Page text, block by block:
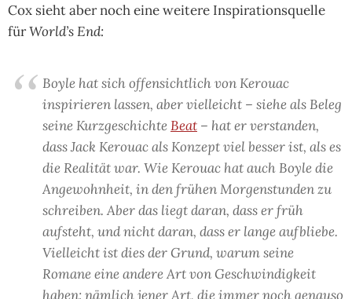
Cox sieht aber noch eine weitere Inspirationsquelle
fürWorld’s End:
Boyle hat sich offensichtlich von Kerouac
inspirieren lassen, aber vielleicht – siehe als Beleg
seine KurzgeschichteBeat – hat er verstanden,
dass Jack Kerouac als Konzept viel besser ist, als es
die Realität war. Wie Kerouac hat auch Boyle die
Angewohnheit, in den frühen Morgenstunden zu
schreiben. Aber das liegt daran, dass er früh
aufsteht, und nicht daran, dass er lange aufbliebe.
Vielleicht ist dies der Grund, warum seine
Romane eine andere Art von Geschwindigkeit
haben: nämlich jener Art, die immer noch genauso